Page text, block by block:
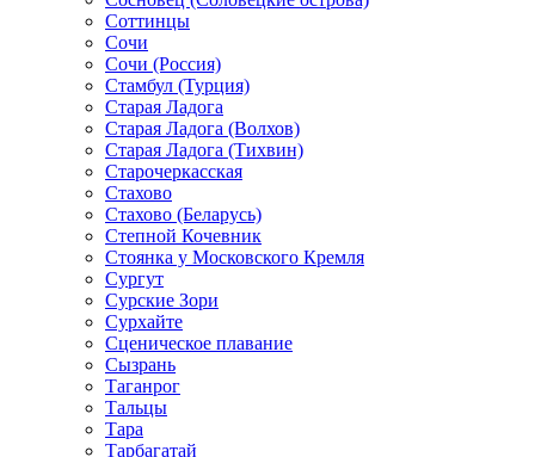
Соттинцы
Сочи
Сочи (Россия)
Стамбул (Турция)
Старая Ладога
Старая Ладога (Волхов)
Старая Ладога (Тихвин)
Старочеркасская
Стахово
Стахово (Беларусь)
Степной Кочевник
Стоянка у Московского Кремля
Сургут
Сурские Зори
Сурхайте
Сценическое плавание
Сызрань
Таганрог
Тальцы
Тара
Тарбагатай